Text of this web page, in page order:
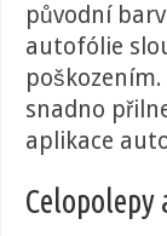
původní
autofólie
snadno
aplikace
Celopolepy